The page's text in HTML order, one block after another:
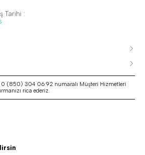
Tarihi :
0 (850) 304 06 92 numaralı Müşteri Hizmetleri
rica ederiz.